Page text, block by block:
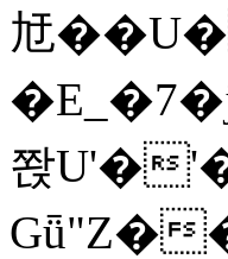
㝼
쫝U'�
Gǖ"Z�